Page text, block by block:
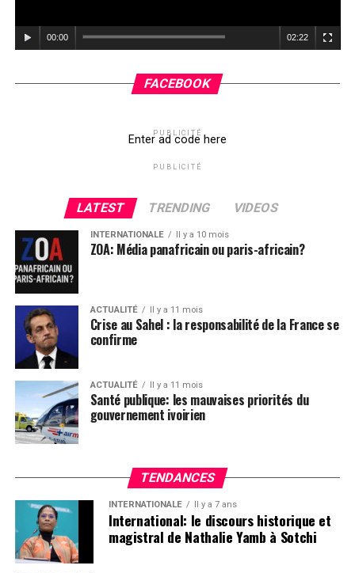
00:00 02:22
FACEBOOK
PUBLICITÉ
Enter ad code here
PUBLICITÉ
LATEST TRENDING VIDEOS
INTERNATIONALE Il y a 10 mois
ZOA: Média panafricain ou paris-africain?
ACTUALITÉ Il y a 11 mois
Crise au Sahel : la responsabilité de la France se
confirme
ACTUALITÉ Il y a 11 mois
Santé publique: les mauvaises priorités du
gouvernement ivoirien
TENDANCES
INTERNATIONALE Il y a 7 ans
International: le discours historique et
magistral de Nathalie Yamb à Sotchi